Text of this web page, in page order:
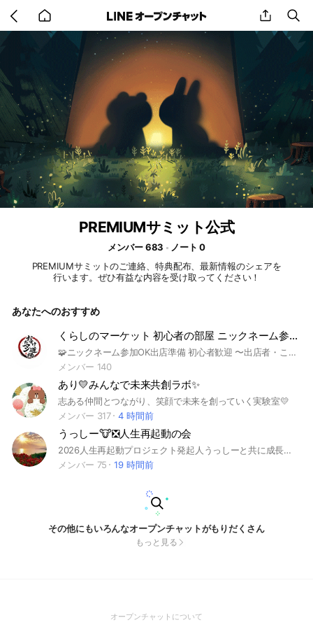
back
to
home
share
PREMIUMサミット公式
メンバー 683
ノート 0
PREMIUMサミットのご連絡、特典配布、最新情報のシェアを
行います。ぜひ有益な内容を受け取ってください！
あなたへのおすすめ
くらしのマーケット 初心者の部屋 ニックネーム参加OK｜おたすけマン下田 の 勝手に放送局
🧩ニックネーム参加OK出店準備 初心者歓迎 〜出店者・これから出店する人のための自由な学び場〜 くらしのマーケットにこれから出店したい方、 すでに出店してもっと伸ばしたい方、 誰でも気軽に参加できるオープンチャットです！ ニックネームOK、見るだけ参加OK。 気軽にのぞいてみてください😊 ⸻ 🎙運営者プロフィール 運営は、2023年くらマ賞【金賞】受賞の おたすけマン・下田が担当。 • 5年連続 くらしのマーケットアワードノミネート • 2021年 口コミ賞 • 2022年 銅賞 • 2023年 くらマ賞金賞（全国1位） • 2024年 入賞 • 2025年 さらなる挑戦中！ 排水管洗浄・風呂釜洗浄・ドラム式洗濯機分解洗浄など、 現場で泥まみれになりながら積んできたリアルな経験を、 動画とテキストで“ありのまま”にシェアしています。 ⸻ 🧠配信テーマ（気まぐれ更新） • 出店前の方へのアドバイス＆準備情報 • 出店中の方向けノウハウ＆集客術 • 「おたすけマン道場」舞台裏トーク • 勝手に放送局🎥（短尺動画で発信） • 時には失敗談・裏話・愚痴トークも⁉️ ⸻ 🚪参加スタイルは自由！ • 👀見るだけOK • 💬コメント・質問歓迎 • 🤝一緒に盛り上げてくれる仲間、大大歓迎！ 完璧な人より、「挑戦している人」が主役の場所です。 静かに見守るもよし、積極的に絡むもよし。 あなたのペースで楽しんでください。 ⸻ 🌱主宰からメッセージ 「くらしのマーケットで人生を変えたい」 「技術を磨いて自分の商売を強くしたい」 そんな人のための“非公式・自由・実験的”な学び場です。 「なんか面白そう」「ちょっと気になる」 その直感を信じて、まずは入ってみてください。 ⸻ 🎧おたすけマン道場『勝手に放送局』へようこそ！ #くらしのマーケット #出店 #攻略 #おたすけマン #おたすけマン道場
メンバー 140
あり💛みんなで未来共創ラボ✨
志ある仲間とつながり、笑顔で未来を創っていく実験室💛
メンバー 317
4 時間前
うっしー🐮❎人生再起動の会
2026人生再起動プロジェクト発起人うっしーと共に成長したい仲間の憩いの交流スペース🥰🍵
メンバー 75
19 時間前
その他にもいろんなオープンチャットがもりだくさん
もっと見る
オープンチャットについて